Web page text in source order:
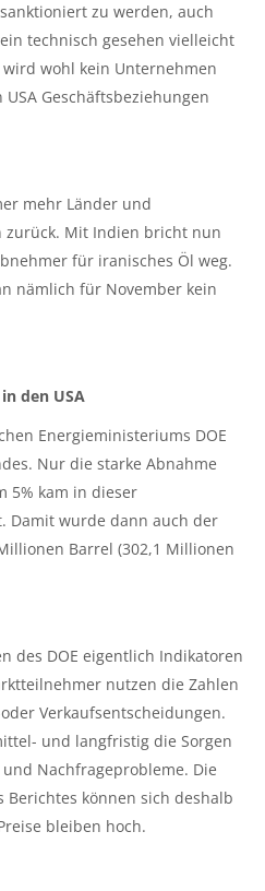
zu werden, auch
technisch gesehen vielleicht
wohl kein Unternehmen
Geschäftsbeziehungen
mehr Länder und
zurück. Mit Indien bricht nun
für iranisches Öl weg.
nämlich für November kein
den USA
Energieministeriums DOE
Nur die starke Abnahme
5% kam in dieser
Damit wurde dann auch der
Barrel (302,1 Millionen
des DOE eigentlich Indikatoren
nutzen die Zahlen
Verkaufsentscheidungen.
und langfristig die Sorgen
Nachfrageprobleme. Die
Berichtes können sich deshalb
bleiben hoch.